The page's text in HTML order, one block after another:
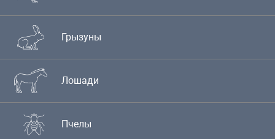
Грызуны
Лошади
Пчелы